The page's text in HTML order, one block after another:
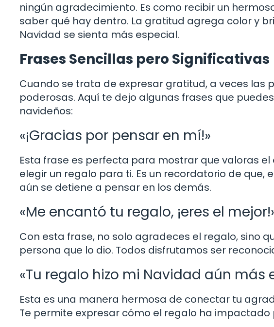
ningún agradecimiento. Es como recibir un
saber qué hay dentro. La gratitud agrega color y
Navidad se sienta más especial.
Frases Sencillas pero Significativas
Cuando se trata de expresar gratitud, a veces las
poderosas. Aquí te dejo algunas frases que
navideños:
«¡Gracias por pensar en mí!»
Esta frase es perfecta para mostrar que valoras
elegir un regalo para ti. Es un recordatorio de
aún se detiene a pensar en los demás.
«Me encantó tu regalo, ¡eres el
Con esta frase, no solo agradeces el regalo, sino
persona que lo dio. Todos disfrutamos ser
«Tu regalo hizo mi Navidad aún más
Esta es una manera hermosa de conectar tu
Te permite expresar cómo el regalo ha